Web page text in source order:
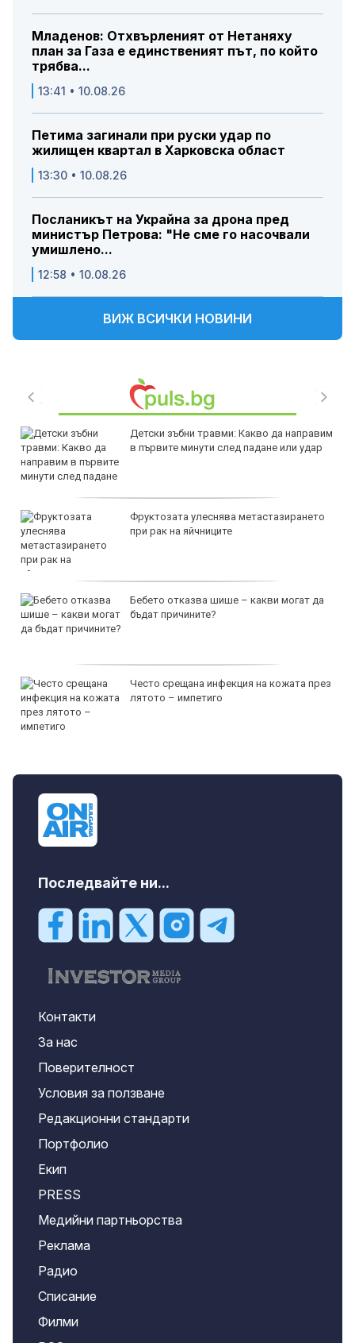
Младенов: Отхвърленият от Нетаняху
план за Газа е единственият път, по който
трябва...
13:41 • 10.08.26
Петима загинали при руски удар по
жилищен квартал в Харковска област
13:30 • 10.08.26
Посланикът на Украйна за дрона пред
министър Петрова: "Не сме го насочвали
умишлено...
12:58 • 10.08.26
ВИЖ ВСИЧКИ НОВИНИ
Детски зъбни травми: Какво да направим
в първите минути след падане или удар
Фруктозата улеснява метастазирането
при рак на яйчниците
Бебето отказва шише – какви могат да
бъдат причините?
Често срещана инфекция на кожата през
лятото – импетиго
Последвайте ни...
Контакти
За нас
Поверителност
Условия за ползване
Редакционни стандарти
Портфолио
Екип
PRESS
Медийни партньорства
Реклама
Радио
Списание
Филми